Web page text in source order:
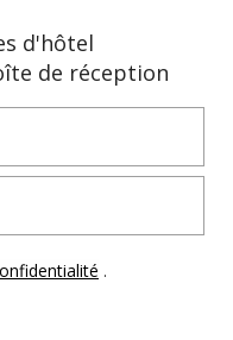
d'hôtel
de réception
.